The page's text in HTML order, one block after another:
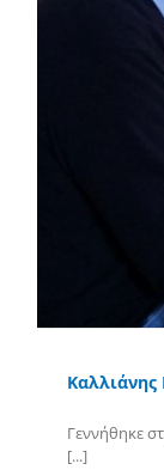
Γεννήθηκε
[...]